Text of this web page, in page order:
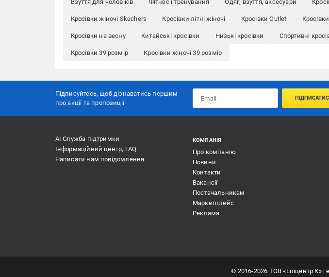
Взуття для чоловіків Фітнес і тренування Одяг, взуття, аксесуари
Кросівки жіночі Skechers Кросівки літні жіночі Кросівки Outlet
Кросівки на весну Китайські кросівки Низькі кросівки Спортивні
Кросівки 39 розмір Кросівки жіночі 39 розмір
Підписуйтесь, щоб дізнаватись першим
про акції та пропозиції
АІ Служба підтримки
Інформаційний центр, FAQ
Написати нам повідомлення
КОМПАНІЯ
Про компанію
Новини
Контакти
Вакансії
Постачальникам
Маркетплейс
Реклама
© 2016-2026 ТОВ «Епіцентр К»|